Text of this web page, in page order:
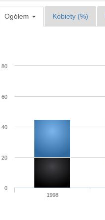
Ogółem Kobiety (%)
1998
0
20
40
60
80